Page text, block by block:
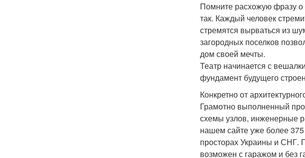
Помните расхожую фразу о
так. Каждый человек
стремятся вырваться из
загородных поселков
дом своей мечты.
Театр начинается с
фундамент будущего
Конкретно от
Грамотно выполненный
схемы узлов, инженерные
нашем сайте уже более
просторах Украины и СНГ.
возможен с гаражом и без